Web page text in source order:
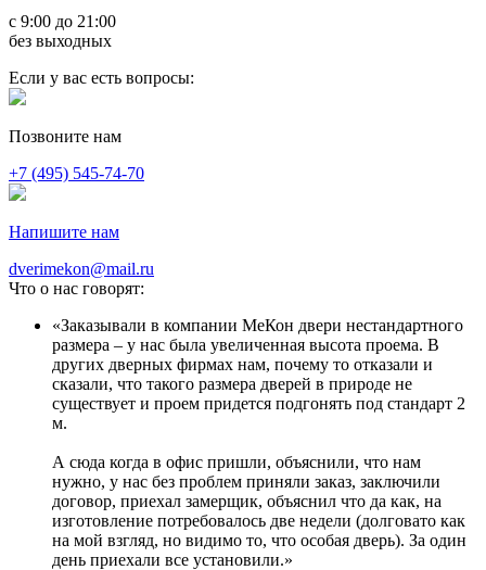
c 9:00 до 21:00
без выходных
Если у вас есть вопросы:
Позвоните нам
+7 (495) 545-74-70
Напишите нам
dverimekon@mail.ru
Что о нас говорят:
Заказывали в компании МеКон двери нестандартного
размера – у нас была увеличенная высота проема. В
других дверных фирмах нам, почему то отказали и
сказали, что такого размера дверей в природе не
существует и проем придется подгонять под стандарт 2
м.
А сюда когда в офис пришли, объяснили, что нам
нужно, у нас без проблем приняли заказ, заключили
договор, приехал замерщик, объяснил что да как, на
изготовление потребовалось две недели (долговато как
на мой взгляд, но видимо то, что особая дверь). За один
день приехали все установили.